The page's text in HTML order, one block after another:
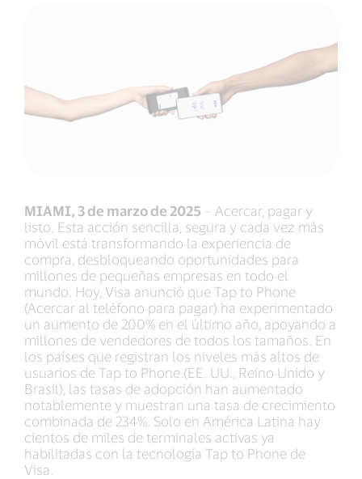
MIAMI, 3 de marzo de 2025 – Acercar, pagar y
listo. Esta acción sencilla, segura y cada vez más
móvil está transformando la experiencia de
compra, desbloqueando oportunidades para
millones de pequeñas empresas en todo el
mundo. Hoy, Visa anunció que Tap to Phone
(Acercar al teléfono para pagar) ha experimentado
un aumento de 200% en el último año, apoyando a
millones de vendedores de todos los tamaños. En
los países que registran los niveles más altos de
usuarios de Tap to Phone (EE. UU., Reino Unido y
Brasil), las tasas de adopción han aumentado
notablemente y muestran una tasa de crecimiento
combinada de 234%. Solo en América Latina hay
cientos de miles de terminales activas ya
habilitadas con la tecnología Tap to Phone de
Visa.